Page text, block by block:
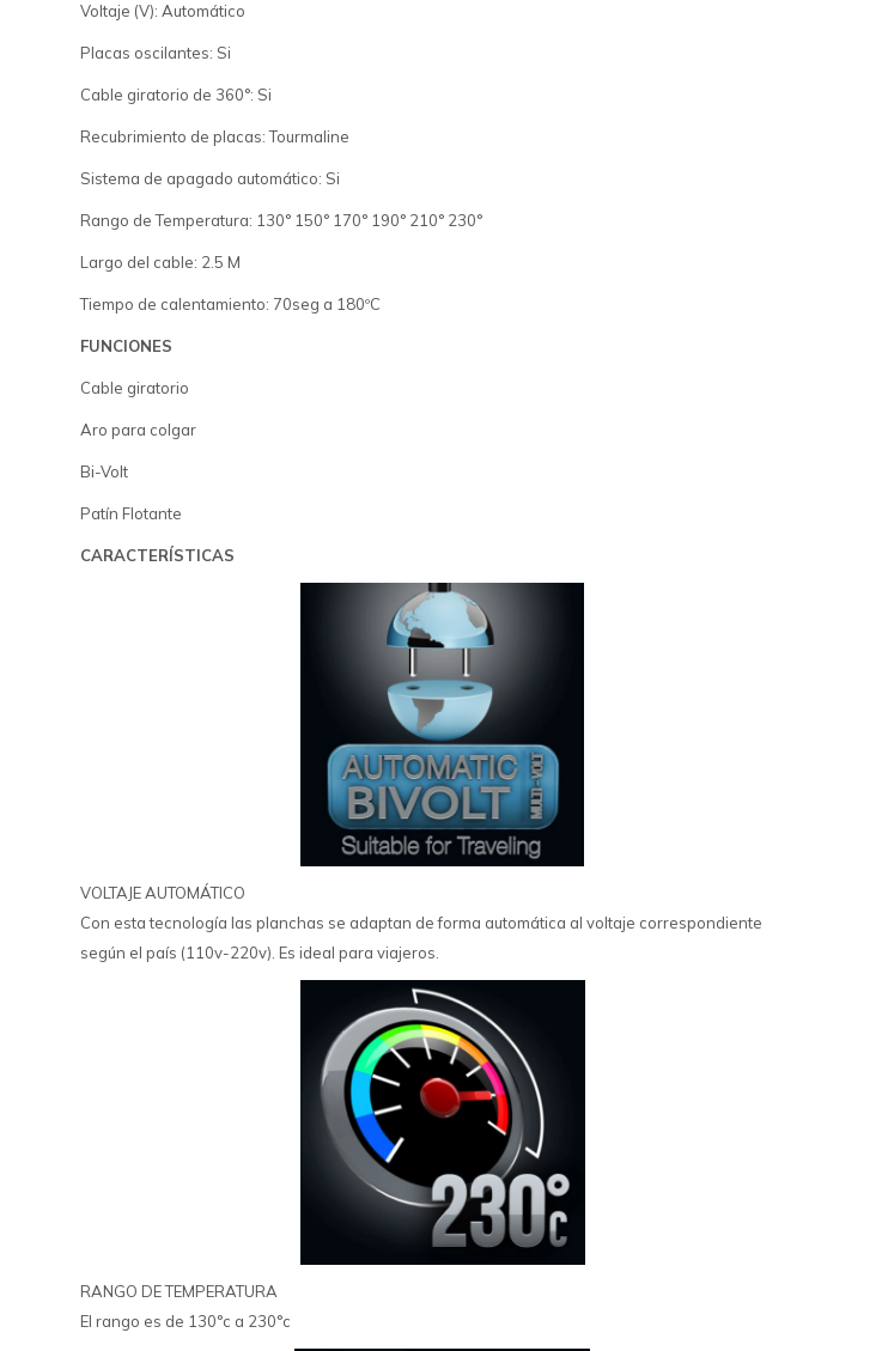
Voltaje (V): Automático
Placas oscilantes: Si
Cable giratorio de 360°: Si
Recubrimiento de placas: Tourmaline
Sistema de apagado automático: Si
Rango de Temperatura: 130° 150° 170° 190° 210° 230°
Largo del cable: 2.5 M
Tiempo de calentamiento: 70seg a 180ºC
FUNCIONES
Cable giratorio
Aro para colgar
Bi-Volt
Patín Flotante
CARACTERÍSTICAS
VOLTAJE AUTOMÁTICO
Con esta tecnología las planchas se adaptan de forma automática al voltaje correspondiente
según el país (110v-220v). Es ideal para viajeros.
RANGO DE TEMPERATURA
El rango es de 130°c a 230°c